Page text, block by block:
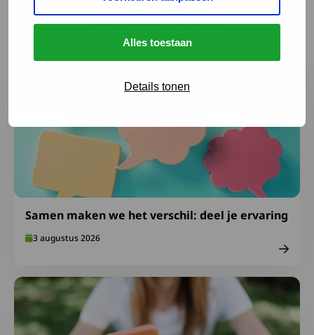
Alles toestaan
Details tonen
ontwikkelingen
Samen maken we het verschil: deel je ervaring
3 augustus 2026
Lees meer over Samen maken we het verschil: deel je
Lees meer over Ga goed voorbereid op vakantie: neem